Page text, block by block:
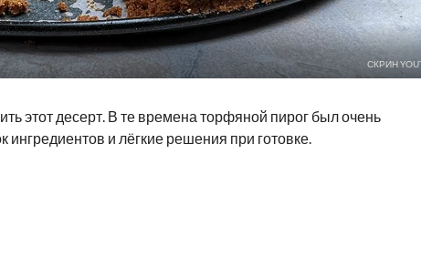
СКРИН
этот десерт. В те времена торфяной пирог был очень
и лёгкие решения при готовке.